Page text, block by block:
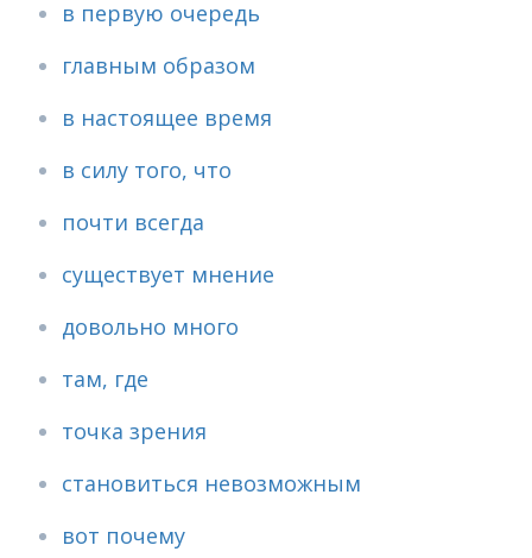
в первую очередь
главным образом
в настоящее время
в силу того, что
почти всегда
существует мнение
довольно много
там, где
точка зрения
становиться невозможным
вот почему